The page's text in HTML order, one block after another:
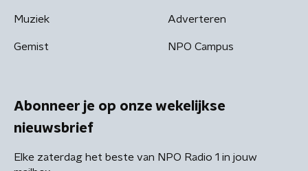
Muziek
Gemist
Adverteren
NPO Campus
Abonneer je op onze wekelijkse
nieuwsbrief
Elke zaterdag het beste van NPO Radio 1 in jouw